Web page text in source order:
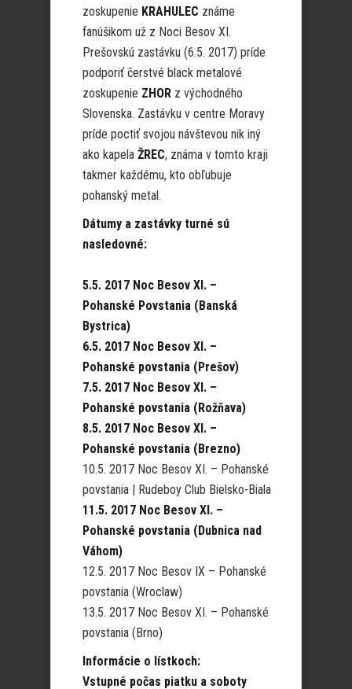
zoskupenie KRAHULEC známe
fanúšikom už z Noci Besov XI.
Prešovskú zastávku (6.5. 2017) príde
podporiť čerstvé black metalové
zoskupenie ZHOR z východného
Slovenska. Zastávku v centre Moravy
príde poctiť svojou návštevou nik iný
ako kapela ŽREC, známa v tomto kraji
takmer každému, kto obľubuje
pohanský metal.
Dátumy a zastávky turné sú
nasledovné:
5.5. 2017 Noc Besov XI. –
Pohanské Povstania (Banská
Bystrica)
6.5. 2017 Noc Besov XI. –
Pohanské povstania (Prešov)
7.5. 2017 Noc Besov XI. –
Pohanské povstania (Rožňava)
8.5. 2017 Noc Besov XI. –
Pohanské povstania (Brezno)
10.5. 2017 Noc Besov XI. – Pohanské
povstania | Rudeboy Club Bielsko-Biala
11.5. 2017 Noc Besov XI. –
Pohanské povstania (Dubnica nad
Váhom)
12.5. 2017 Noc Besov IX – Pohanské
povstania (Wroclaw)
13.5. 2017 Noc Besov XI. – Pohanské
povstania (Brno)
Informácie o lístkoch:
Vstupné počas piatku a soboty